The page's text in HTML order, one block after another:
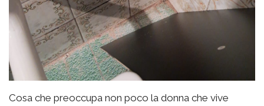
Cosa che preoccupa non poco la donna che vive